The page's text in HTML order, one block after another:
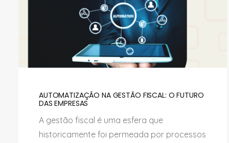
AUTOMATIZAÇÃO NA GESTÃO FISCAL: O FUTURO
DAS EMPRESAS
A gestão fiscal é uma esfera que
historicamente foi permeada por processos